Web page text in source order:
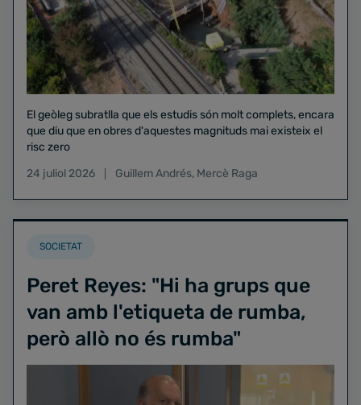
El geòleg subratlla que els estudis són molt complets, encara
que diu que en obres d'aquestes magnituds mai existeix el
risc zero
24 juliol 2026
Guillem Andrés, Mercè Raga
SOCIETAT
Peret Reyes: "Hi ha grups que
van amb l'etiqueta de rumba,
però allò no és rumba"